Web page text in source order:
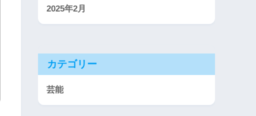
2025年2月
カテゴリー
芸能